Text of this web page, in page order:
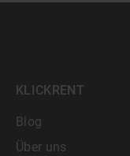
KLICKRENT
Blog
Über uns